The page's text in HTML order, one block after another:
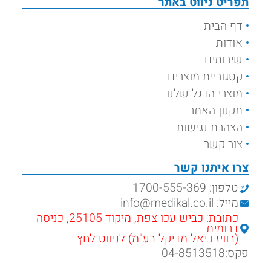
דף הבית
אודות
שירותים
קטגוריית מוצרים
מוצרי הדגל שלנו
תקנון האתר
הצהרת נגישות
צור קשר
צרו איתנו קשר
טלפון: 1700-555-369
מייל: info@medikal.co.il
כתובת: כביש עכו צפת, מיקוד 25105, כניסה
דרומית
(בוויז כיאל מדיקל בע"מ) לניווט לחץ
פקס:04-8513518